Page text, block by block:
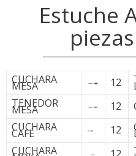
Estuche
CUCHARA
MESA 12
TENEDOR
MESA 12
CUCHARA
CAFÉ 12
CUCHARA